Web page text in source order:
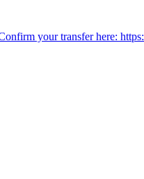
your transfer here: